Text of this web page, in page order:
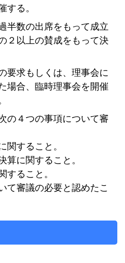
する。
半数の出席をもって成立
２以上の賛成をもって決
要求もしくは、理事会に
場合、臨時理事会を開催
の４つの事項について審
関すること。
算に関すること。
すること。
て審議の必要と認めたこ